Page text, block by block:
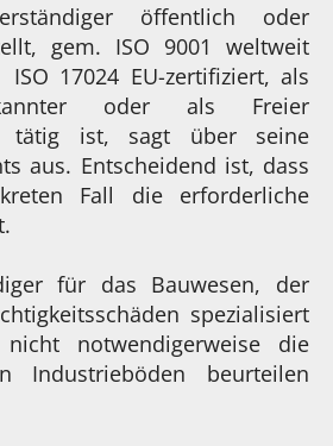
öffentlich oder
gem. ISO 9001 weltweit
17024 EU-zertifiziert, als
oder als Freier
tätig ist, sagt über seine
aus. Entscheidend ist, dass
Fall die erforderliche
für das Bauwesen, der
spezialisiert
notwendigerweise die
Industrieböden beurteilen